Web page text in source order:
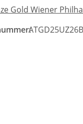
Gold Wiener